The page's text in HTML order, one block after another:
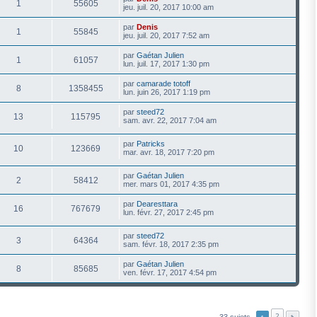
1 55605
jeu. juil. 20, 2017 10:00 am
1 55845 par Denis
jeu. juil. 20, 2017 7:52 am
1 61057 par Gaétan Julien
lun. juil. 17, 2017 1:30 pm
8 1358455 par camarade totoff
lun. juin 26, 2017 1:19 pm
13 115795 par steed72
sam. avr. 22, 2017 7:04 am
10 123669 par Patricks
mar. avr. 18, 2017 7:20 pm
2 58412 par Gaétan Julien
mer. mars 01, 2017 4:35 pm
16 767679 par Dearesttara
lun. févr. 27, 2017 2:45 pm
3 64364 par steed72
sam. févr. 18, 2017 2:35 pm
8 85685 par Gaétan Julien
ven. févr. 17, 2017 4:54 pm